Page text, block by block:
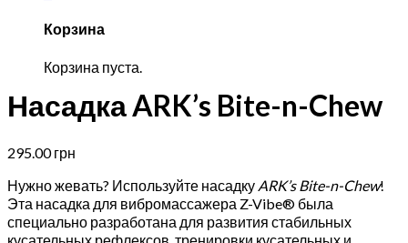
Корзина
Корзина пуста.
Насадка ARK’s Bite-n-Chew
295.00грн
Нужно жевать? Используйте насадку ARK’s Bite-n-Chew!
Эта насадка для вибромассажера Z-Vibe® была
специально разработана для развития стабильных